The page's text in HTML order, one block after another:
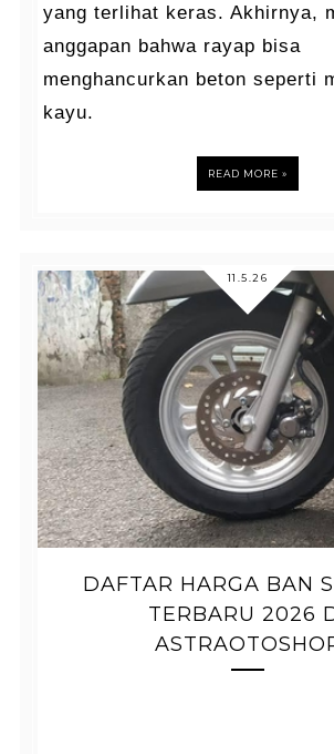
yang terlihat keras. Akhirnya,
anggapan bahwa rayap bisa
menghancurkan beton seperti
kayu.
READ MORE »
11.5.26
DAFTAR HARGA BAN
TERBARU 2026